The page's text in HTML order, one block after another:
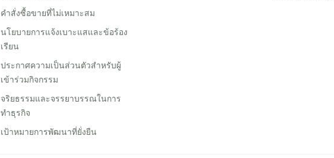
คำสั่งซื้อขายที่ไม่เหมาะสม
นโยบายการแจ้งเบาะแสและข้อร้อง
เรียน
ประกาศความเป็นส่วนตัวสําหรับผู้
เข้าร่วมกิจกรรม
จริยธรรมและจรรยาบรรณในการ
ทำธุรกิจ
เป้าหมายการพัฒนาที่ยั่งยืน